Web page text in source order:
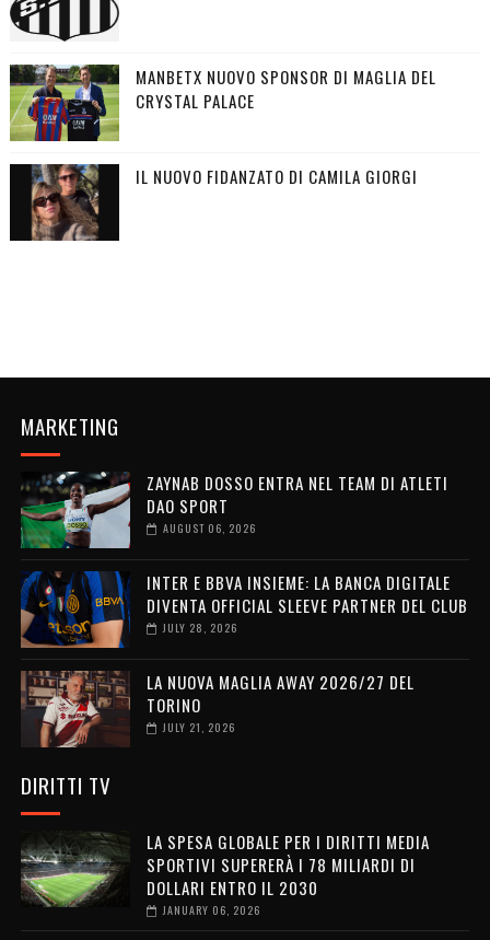
MANBETX NUOVO SPONSOR DI MAGLIA DEL
CRYSTAL PALACE
IL NUOVO FIDANZATO DI CAMILA GIORGI
MARKETING
ZAYNAB DOSSO ENTRA NEL TEAM DI ATLETI
DAO SPORT
AUGUST 06, 2026
INTER E BBVA INSIEME: LA BANCA DIGITALE
DIVENTA OFFICIAL SLEEVE PARTNER DEL CLUB
JULY 28, 2026
LA NUOVA MAGLIA AWAY 2026/27 DEL
TORINO
JULY 21, 2026
DIRITTI TV
LA SPESA GLOBALE PER I DIRITTI MEDIA
SPORTIVI SUPERERÀ I 78 MILIARDI DI
DOLLARI ENTRO IL 2030
JANUARY 06, 2026